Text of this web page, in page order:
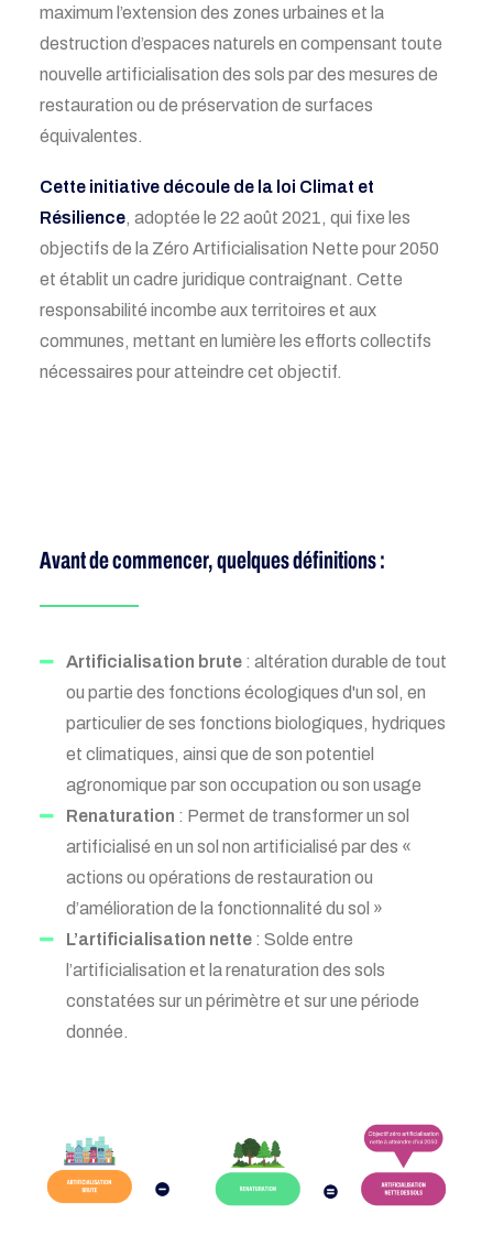
maximum l’extension des zones urbaines et l a
destruction d’espaces naturels en compensant toute
nouvelle artificialisation des sols par des mesures de
restauration ou de préservation de surfaces
équivalentes.
Cette initiative découle de la loi Climat et
Résilience, adoptée le 22 août 2021, qui fixe les
objectifs de la Zéro Artificialisation Nette pour 2050
et établit un cadre juridique contraignant. Cette
responsabilité incombe aux territoires et aux
communes, mettant en lumière les efforts collectifs
nécessaires pour atteindre cet objectif.
Avant de commencer, quelques définitions :
Artificialisation brute : altération durable de tout
ou partie des fonctions écologiques d'un sol, en
particulier de ses fonctions biologiques, hydriques
et climatiques, ainsi que de son potentiel
agronomique par son occupation ou son usage
Renaturation : Permet de transformer un sol
artificialisé en un sol non artificialisé par des «
actions ou opérations de restauration ou
d’amélioration de la fonctionnalité du sol »
L’artificialisation nette : Solde entre
l’artificialisation et la renaturation des sols
constatées sur un périmètre et sur une période
donnée.